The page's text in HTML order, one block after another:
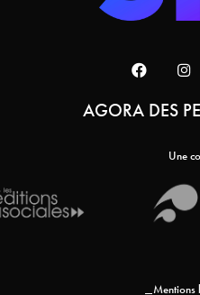
AGORA DES
Une
Mentions